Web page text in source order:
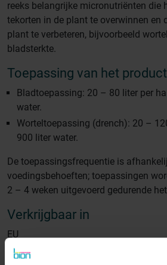
reeks belangrijke micronutriënten die
tekorten in de plant te overwinnen en
plant te verbeteren, bijvoorbeeld
bladsterkte.
Toepassing van het product
Bladtoepassing: 20 – 80 liter per
water.
Worteltoepassing (drench): 20 –
900 liter water.
De toepassingsfrequentie is
voedingsbehoeften; toepassingen
2 – 4 weken uitgevoerd gedurende
Verkrijgbaar in
EU